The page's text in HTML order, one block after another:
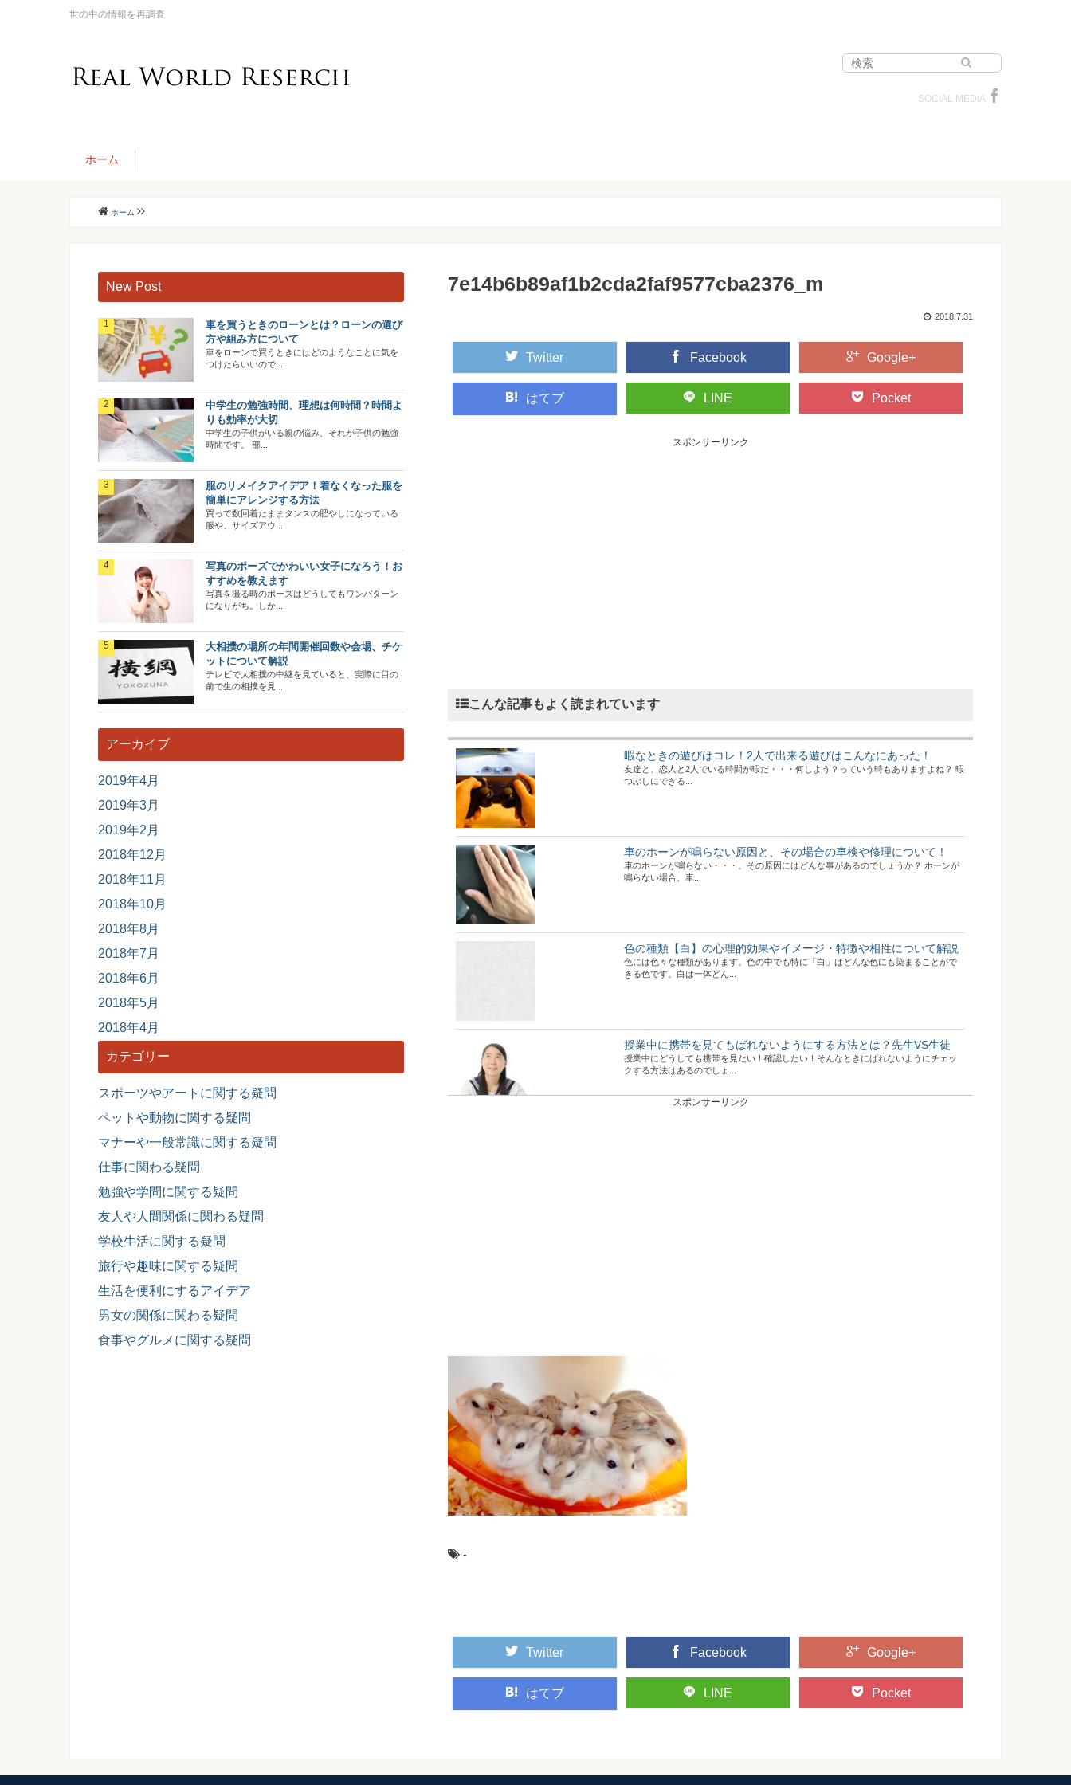
世の中の情報を再調査
SOCIAL MEDIA
ホーム
ホーム
7e14b6b89af1b2cda2faf9577cba2376_m
2018.7.31
Twitter Facebook Google+
はてブ LINE Pocket
スポンサーリンク
こんな記事もよく読まれています
暇なときの遊びはコレ！2人で出来る遊びはこんなにあった！
友達と、恋人と2人でいる時間が暇だ・・・何しよう？っていう時もありますよね？ 暇
つぶしにできる...
車のホーンが鳴らない原因と、その場合の車検や修理について！
車のホーンが鳴らない・・・。その原因にはどんな事があるのでしょうか？ ホーンが
鳴らない場合、車...
色の種類【白】の心理的効果やイメージ・特徴や相性について解説
色には色々な種類があります。色の中でも特に「白」はどんな色にも染まることがで
きる色です。白は一体どん...
授業中に携帯を見てもばれないようにする方法とは？先生VS生徒
授業中にどうしても携帯を見たい！確認したい！そんなときにばれないようにチェッ
クする方法はあるのでしょ...
安定した美しい顔の比率の...
女好きの彼氏との付き合い方を心得れば、彼もアナタに夢中
女好きの男性。 そんな男性を彼氏にしてしまったアナタ。 チャレンジャーですね！ 女
好き...
音楽の感想表現は読書の感想や自分が経験したことの感想とは違って、思ったことや
感じたことを書くのが難し...
スポンサーリンク
-
Twitter Facebook Google+
はてブ LINE Pocket
New Post
車を買うときのローンとは？ローンの選び
方や組み方について
車をローンで買うときにはどのようなことに気を
つけたらいいので...
中学生の勉強時間、理想は何時間？時間よ
りも効率が大切
中学生の子供がいる親の悩み、それが子供の勉強
時間です。 部...
服のリメイクアイデア！着なくなった服を
簡単にアレンジする方法
買って数回着たままタンスの肥やしになっている
服や、サイズアウ...
写真のポーズでかわいい女子になろう！お
すすめを教えます
写真を撮る時のポーズはどうしてもワンパターン
になりがち。しか...
大相撲の場所の年間開催回数や会場、チケ
ットについて解説
テレビで大相撲の中継を見ていると、実際に目の
前で生の相撲を見...
アーカイブ
2019年4月
2019年3月
2019年2月
2018年12月
2018年11月
2018年10月
2018年8月
2018年7月
2018年6月
2018年5月
2018年4月
カテゴリー
スポーツやアートに関する疑問
ペットや動物に関する疑問
マナーや一般常識に関する疑問
仕事に関わる疑問
勉強や学問に関する疑問
友人や人間関係に関わる疑問
学校生活に関する疑問
旅行や趣味に関する疑問
生活を便利にするアイデア
男女の関係に関わる疑問
食事やグルメに関する疑問